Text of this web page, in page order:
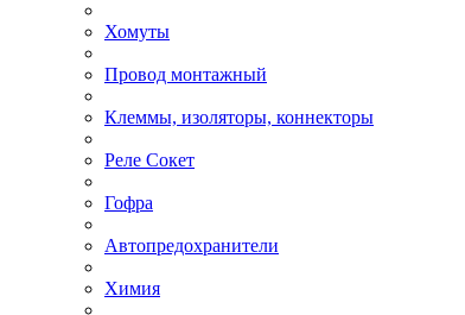
Хомуты
Провод монтажный
Клеммы, изоляторы, коннекторы
Реле Сокет
Гофра
Автопредохранители
Химия